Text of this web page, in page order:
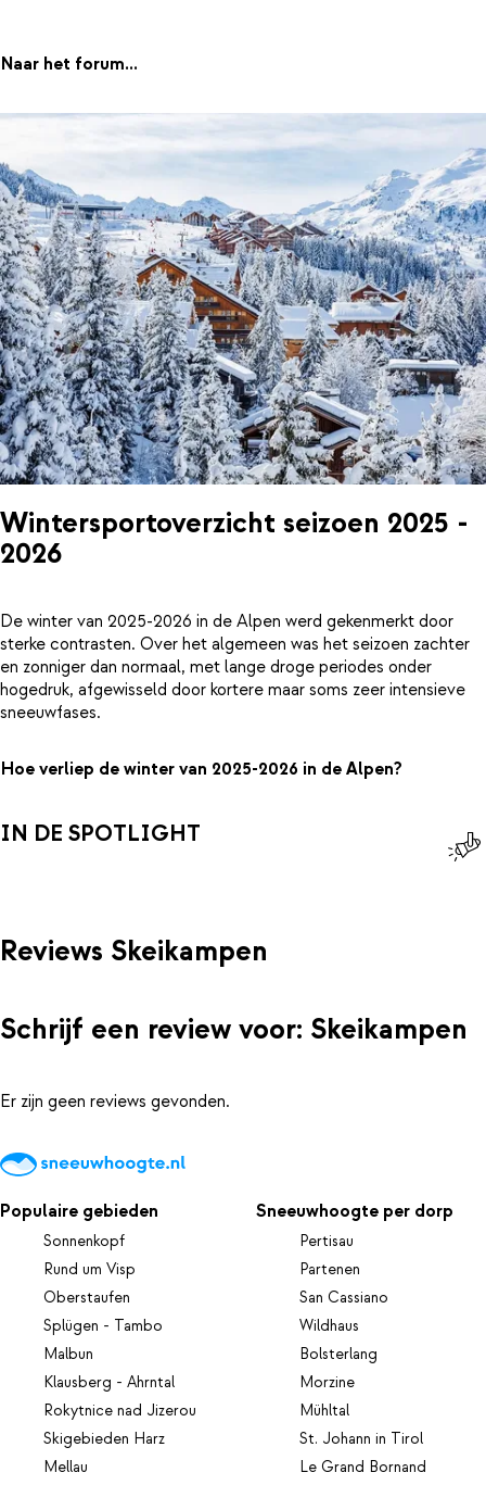
Naar het forum...
Wintersportoverzicht seizoen 2025 -
2026
De winter van 2025-2026 in de Alpen werd gekenmerkt door
sterke contrasten. Over het algemeen was het seizoen zachter
en zonniger dan normaal, met lange droge periodes onder
hogedruk, afgewisseld door kortere maar soms zeer intensieve
sneeuwfases.
Hoe verliep de winter van 2025-2026 in de Alpen?
IN DE SPOTLIGHT
Reviews Skeikampen
Schrijf een review voor: Skeikampen
Er zijn geen reviews gevonden.
Populaire gebieden
Sonnenkopf
Rund um Visp
Oberstaufen
Splügen - Tambo
Malbun
Klausberg - Ahrntal
Rokytnice nad Jizerou
Skigebieden Harz
Mellau
Sneeuwhoogte per dorp
Pertisau
Partenen
San Cassiano
Wildhaus
Bolsterlang
Morzine
Mühltal
St. Johann in Tirol
Le Grand Bornand